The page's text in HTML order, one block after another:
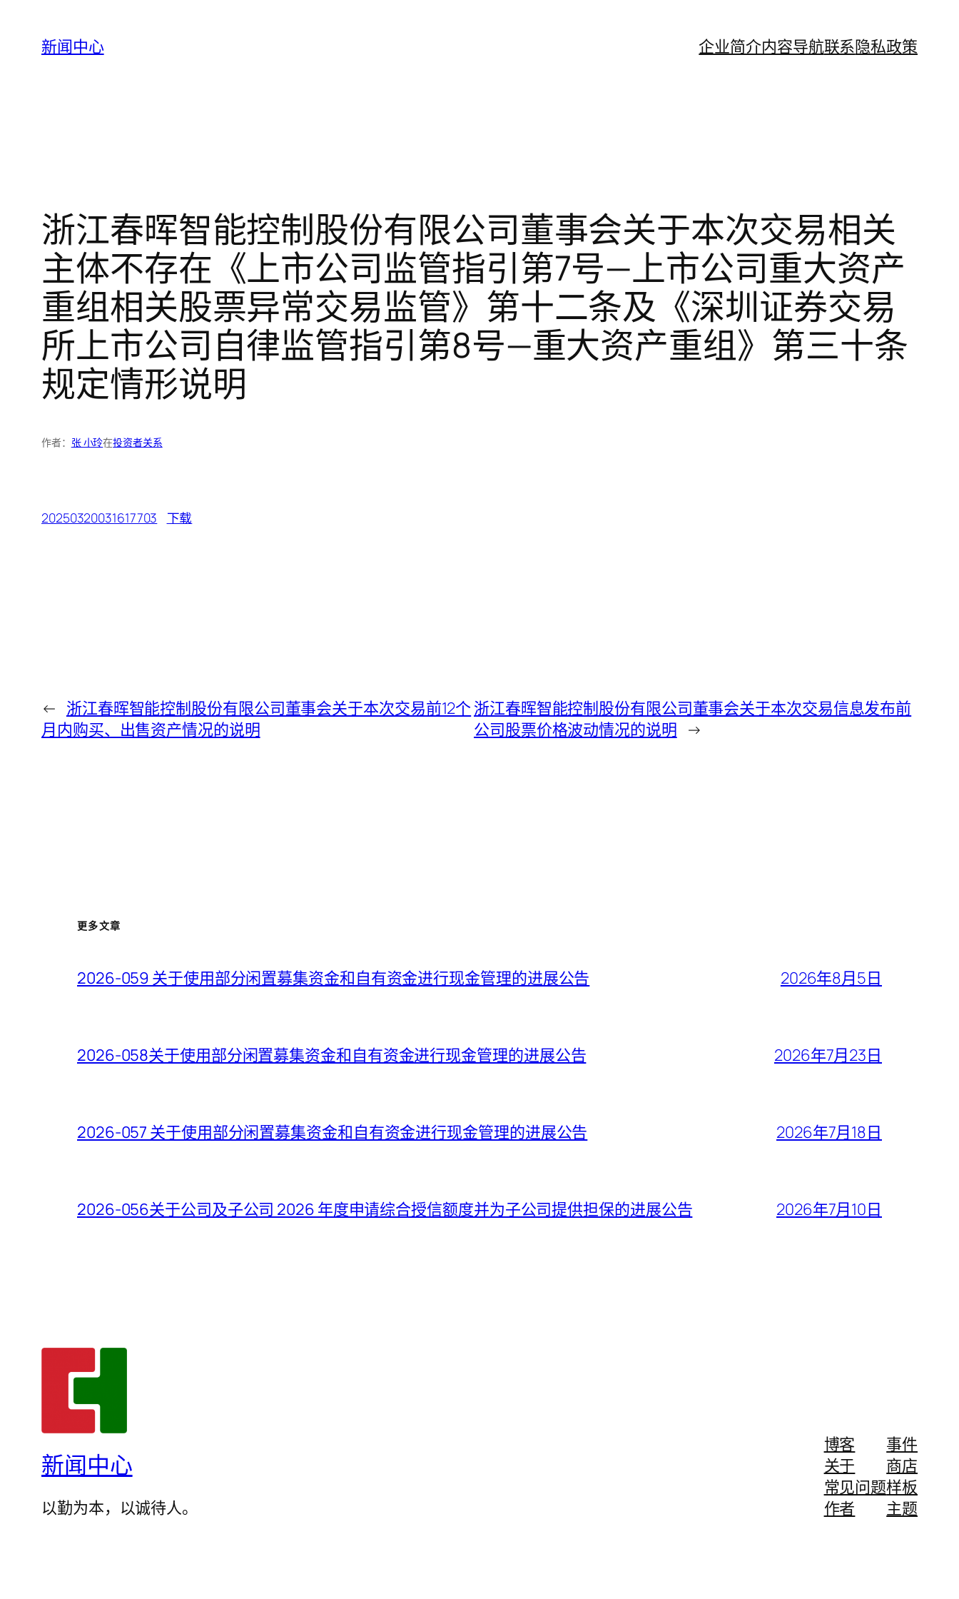
新闻中心 企业简介内容导航联系隐私政策
浙江春晖智能控制股份有限公司董事会关于本次交易相关
主体不存在《上市公司监管指引第7号—上市公司重大资产
重组相关股票异常交易监管》第十二条及《深圳证券交易
所上市公司自律监管指引第8号—重大资产重组》第三十条
规定情形说明
作者： 张 小玲在投资者关系
20250320031617703 下载
← 浙江春晖智能控制股份有限公司董事会关于本次交易前12个
月内购买、出售资产情况的说明
浙江春晖智能控制股份有限公司董事会关于本次交易信息发布前
公司股票价格波动情况的说明 →
更多文章
2026-059 关于使用部分闲置募集资金和自有资金进行现金管理的进展公告 2026年8月5日
2026-058关于使用部分闲置募集资金和自有资金进行现金管理的进展公告 2026年7月23日
2026-057 关于使用部分闲置募集资金和自有资金进行现金管理的进展公告 2026年7月18日
2026-056关于公司及子公司 2026 年度申请综合授信额度并为子公司提供担保的进展公告 2026年7月10日
新闻中心
以勤为本，以诚待人。
博客
关于
常见问题
作者
事件
商店
样板
主题